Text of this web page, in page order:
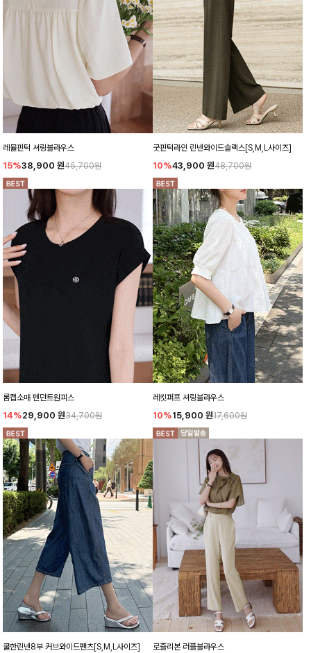
레뮬핀턱 셔링블라우스
15%38,900 원45,700원
굿핀턱라인 린넨와이드슬랙스[S,M,L사이즈]
10%43,900 원48,700원
롬캡소매 펜던트원피스
14%29,900 원34,700원
레킷퍼프 셔링블라우스
10%15,900 원17,600원
쿨한린넨8부 커브와이드팬츠[S,M,L사이즈] 로즐리본 러플블라우스